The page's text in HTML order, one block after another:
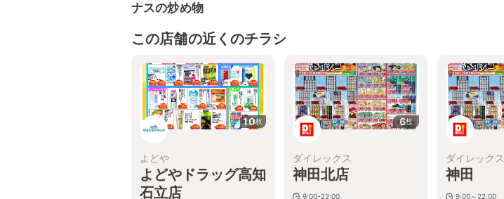
ナスの炒め物
この店舗の近くのチラシ
10枚
よどや
よどやドラッグ高知
石立店
6枚
ダイレックス
神田北店
9:00-22:00
ダイレックス
神田
9:00～22:00